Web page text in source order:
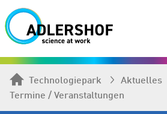
Technologiepark
Aktuelles
Termine / Veranstaltungen